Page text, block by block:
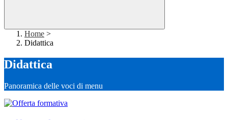
Home >
Didattica
Didattica
Panoramica delle voci di menu